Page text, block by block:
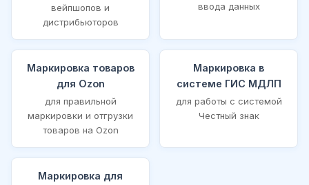
вейпшопов и
дистрибьюторов
ввода данных
Маркировка товаров
для Ozon
для правильной
маркировки и отгрузки
товаров на Ozon
Маркировка в
системе ГИС МДЛП
для работы с системой
Честный знак
Маркировка для